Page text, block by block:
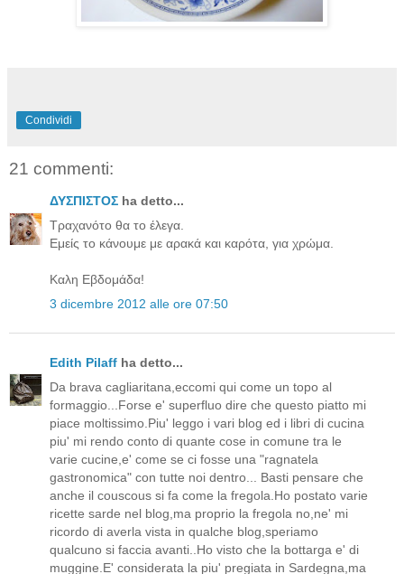
Condividi
21 commenti:
ΔΥΣΠΙΣΤΟΣ ha detto...
Τραχανότο θα το έλεγα.
Εμείς το κάνουμε με αρακά και καρότα, για χρώμα.
Καλη Εβδομάδα!
3 dicembre 2012 alle ore 07:50
Edith Pilaff ha detto...
Da brava cagliaritana,eccomi qui come un topo al
formaggio...Forse e' superfluo dire che questo piatto mi
piace moltissimo.Piu' leggo i vari blog ed i libri di cucina
piu' mi rendo conto di quante cose in comune tra le
varie cucine,e' come se ci fosse una "ragnatela
gastronomica" con tutte noi dentro... Basti pensare che
anche il couscous si fa come la fregola.Ho postato varie
ricette sarde nel blog,ma proprio la fregola no,ne' mi
ricordo di averla vista in qualche blog,speriamo
qualcuno si faccia avanti..Ho visto che la bottarga e' di
muggine.E' considerata la piu' pregiata in Sardegna,ma